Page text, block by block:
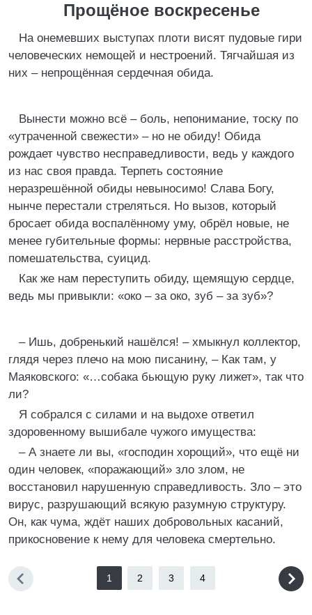
Прощёное воскресенье
На онемевших выступах плоти висят пудовые гири
человеческих немощей и нестроений. Тягчайшая из
них – непрощённая сердечная обида.
Вынести можно всё – боль, непонимание, тоску по
«утраченной свежести» – но не обиду! Обида
рождает чувство несправедливости, ведь у каждого
из нас своя правда. Терпеть состояние
неразрешённой обиды невыносимо! Слава Богу,
нынче перестали стреляться. Но вызов, который
бросает обида воспалённому уму, обрёл новые, не
менее губительные формы: нервные расстройства,
помешательства, суицид.
Как же нам переступить обиду, щемящую сердце,
ведь мы привыкли: «око – за око, зуб – за зуб»?
– Ишь, добренький нашёлся! – хмыкнул коллектор,
глядя через плечо на мою писанину, – Как там, у
Маяковского: «…собака бьющую руку лижет», так что
ли?
Я собрался с силами и на выдохе ответил
здоровенному вышибале чужого имущества:
– А знаете ли вы, «господин хорощий», что ещё ни
один человек, «поражающий» зло злом, не
восстановил нарушенную справедливость. Зло – это
вирус, разрушающий всякую разумную структуру.
Он, как чума, ждёт наших добровольных касаний,
прикосновение к нему для человека смертельно.
1 2 3 4